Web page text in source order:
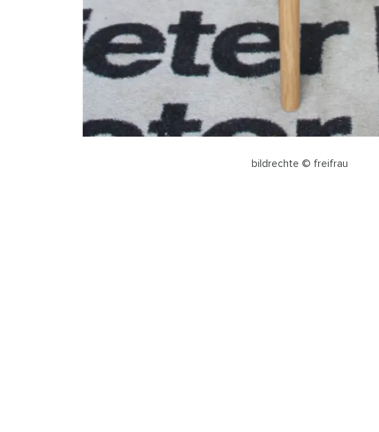
bildrechte © freifrau